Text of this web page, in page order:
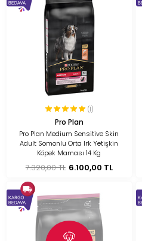
(1)
Pro Plan
Pro Plan Medium Sensitive Skin
Adult Somonlu Orta Irk Yetişkin
Köpek Maması 14 Kg
7.320,00 TL 6.100,00 TL